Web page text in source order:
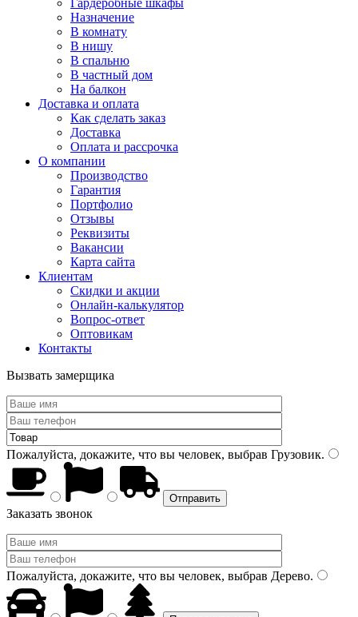
Гардеробные шкафы
Назначение
В комнату
В нишу
В спальню
В частный дом
На балкон
Доставка и оплата
Как сделать заказ
Доставка
Оплата и рассрочка
О компании
Производство
Гарантия
Портфолио
Отзывы
Реквизиты
Вакансии
Карта сайта
Клиентам
Скидки и акции
Онлайн-калькулятор
Вопрос-ответ
Оптовикам
Контакты
Вызвать замерщика
Пожалуйста, докажите, что вы человек, выбрав Грузовик.
Заказать звонок
Пожалуйста, докажите, что вы человек, выбрав Дерево.